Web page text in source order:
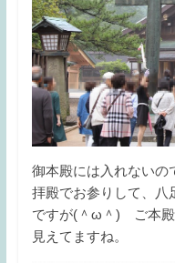
御本殿には入れない
拝殿でお参りして、八
ですが(＾ω＾) ご本殿
見えてますね。